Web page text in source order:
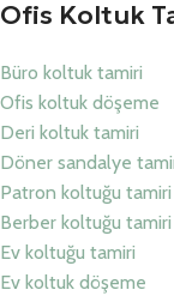
Ofis Koltuk
Büro koltuk tamiri
Ofis koltuk döşeme
Deri koltuk tamiri
Döner sandalye
Patron koltuğu tamiri
Berber koltuğu tamiri
Ev koltuğu tamiri
Ev koltuk döşeme